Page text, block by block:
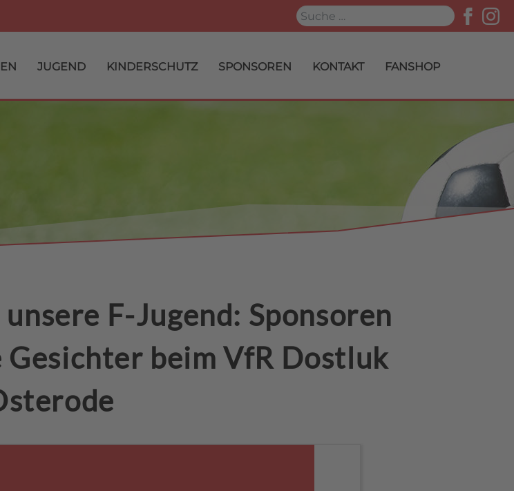
Suchen
JUGEND KINDERSCHUTZ SPONSOREN KONTAKT FANSHOP
F-Jugend: Sponsoren
beim VfR Dostluk